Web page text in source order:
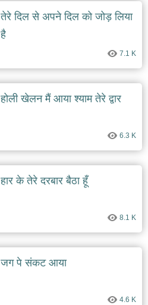
तेरे दिल से अपने दिल को जोड़ लिया
है
7.1 K
होली खेलन मैं आया श्याम तेरे द्वार
6.3 K
हार के तेरे दरबार बैठा हूँ
8.1 K
जग पे संकट आया
4.6 K